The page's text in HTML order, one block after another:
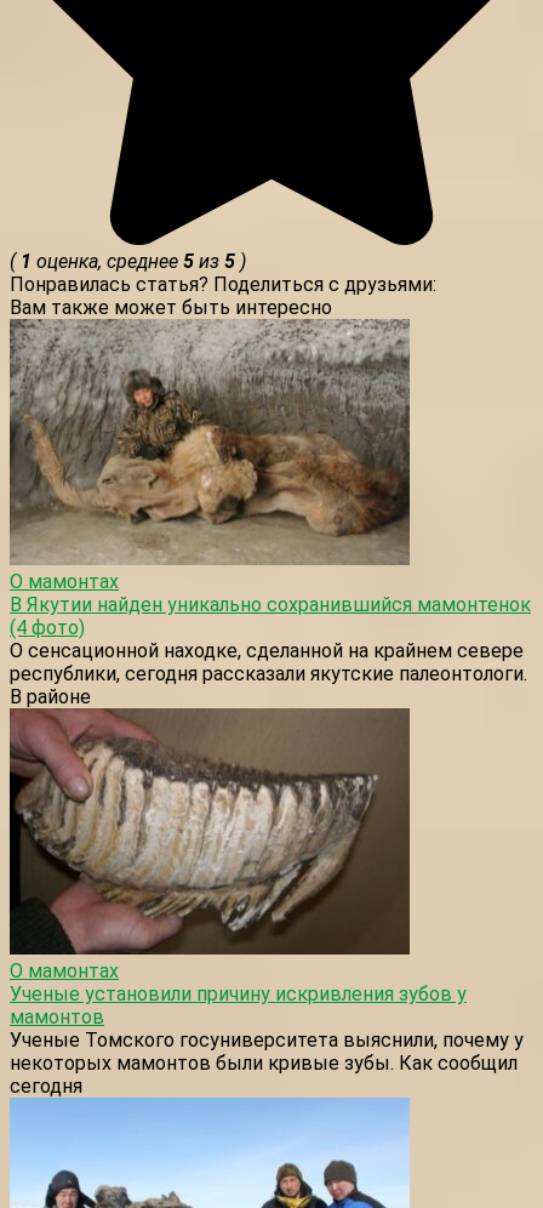
( 1 оценка, среднее 5 из 5 )
Понравилась статья? Поделиться с друзьями:
Вам также может быть интересно
О мамонтах
В Якутии найден уникально сохранившийся мамонтенок
(4 фото)
О сенсационной находке, сделанной на крайнем севере
республики, сегодня рассказали якутские палеонтологи.
В районе
О мамонтах
Ученые установили причину искривления зубов у
мамонтов
Ученые Томского госуниверситета выяснили, почему у
некоторых мамонтов были кривые зубы. Как сообщил
сегодня